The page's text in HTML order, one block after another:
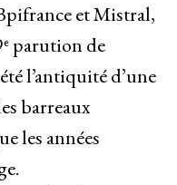
et Mistral,
parution de
l’antiquité d’une
barreaux
les années